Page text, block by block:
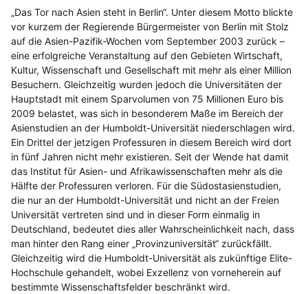
„Das Tor nach Asien steht in Berlin“. Unter diesem Motto blickte
vor kurzem der Regierende Bürgermeister von Berlin mit Stolz
auf die Asien-Pazifik-Wochen vom September 2003 zurück –
eine erfolgreiche Veranstaltung auf den Gebieten Wirtschaft,
Kultur, Wissenschaft und Gesellschaft mit mehr als einer Million
Besuchern. Gleichzeitig wurden jedoch die Universitäten der
Hauptstadt mit einem Sparvolumen von 75 Millionen Euro bis
2009 belastet, was sich in besonderem Maße im Bereich der
Asienstudien an der Humboldt-Universität niederschlagen wird.
Ein Drittel der jetzigen Professuren in diesem Bereich wird dort
in fünf Jahren nicht mehr existieren. Seit der Wende hat damit
das Institut für Asien- und Afrikawissenschaften mehr als die
Hälfte der Professuren verloren. Für die Südostasienstudien,
die nur an der Humboldt-Universität und nicht an der Freien
Universität vertreten sind und in dieser Form einmalig in
Deutschland, bedeutet dies aller Wahrscheinlichkeit nach, dass
man hinter den Rang einer „Provinzuniversität“ zurückfällt.
Gleichzeitig wird die Humboldt-Universität als zukünftige Elite-
Hochschule gehandelt, wobei Exzellenz von vorneherein auf
bestimmte Wissenschaftsfelder beschränkt wird.